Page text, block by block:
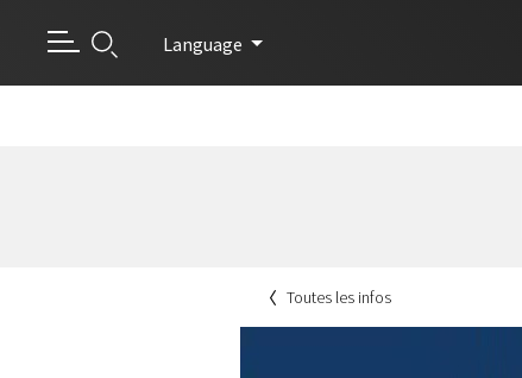
Language
Toutes les infos